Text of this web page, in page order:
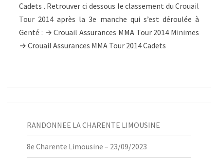
Cadets . Retrouver ci dessous le classement du Crouail
Tour 2014 après la 3e manche qui s’est déroulée à
Genté : → Crouail Assurances MMA Tour 2014 Minimes
→ Crouail Assurances MMA Tour 2014 Cadets
RANDONNEE LA CHARENTE LIMOUSINE
8e Charente Limousine – 23/09/2023